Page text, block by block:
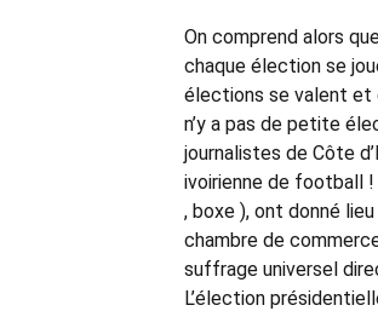
On comprend alors
chaque élection se
élections se valent et
n’y a pas de petite
journalistes de Côte
ivoirienne de football
, boxe ), ont donné
chambre de
suffrage universel
L’élection